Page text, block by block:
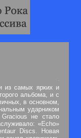
из самых ярких и
альбома, и с
в основном,
ударником
не стало
«Echo»
Discs. Новая